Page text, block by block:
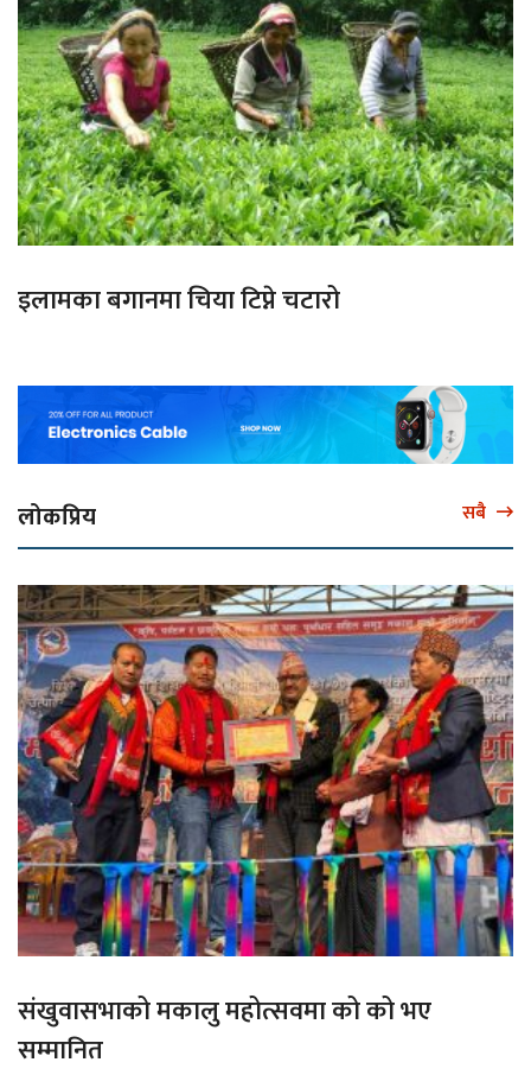
इलामका बगानमा चिया टिप्ने चटारो
लोकप्रिय सबै
संखुवासभाको मकालु महोत्सवमा को को भए
सम्मानित